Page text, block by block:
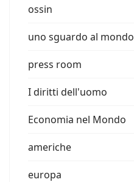
ossin
uno sguardo al mondo
press room
I diritti dell'uomo
Economia nel Mondo
americhe
europa